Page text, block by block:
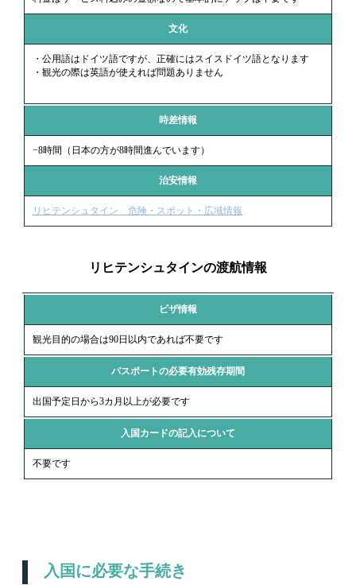
文化
・公用語はドイツ語ですが、正確にはスイスドイツ語となります
・観光の際は英語が使えれば問題ありません
時差情報
−8時間（日本の方が8時間進んでいます）
治安情報
リヒテンシュタイン 危険・スポット・広域情報
リヒテンシュタインの渡航情報
ビザ情報
観光目的の場合は90日以内であれば不要です
パスポートの必要有効残存期間
出国予定日から3カ月以上が必要です
入国カードの記入について
不要です
入国に必要な手続き